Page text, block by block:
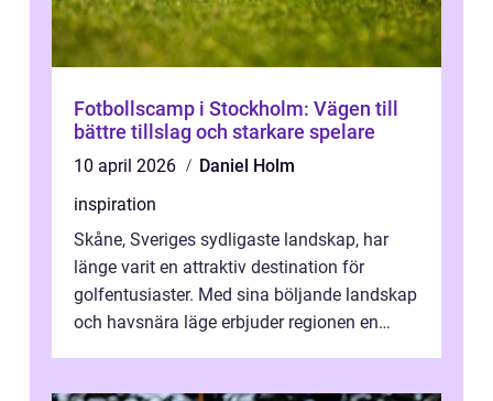
Fotbollscamp i Stockholm: Vägen till
bättre tillslag och starkare spelare
10 april 2026
Daniel Holm
inspiration
Skåne, Sveriges sydligaste landskap, har
länge varit en attraktiv destination för
golfentusiaster. Med sina böljande landskap
och havsnära läge erbjuder regionen en